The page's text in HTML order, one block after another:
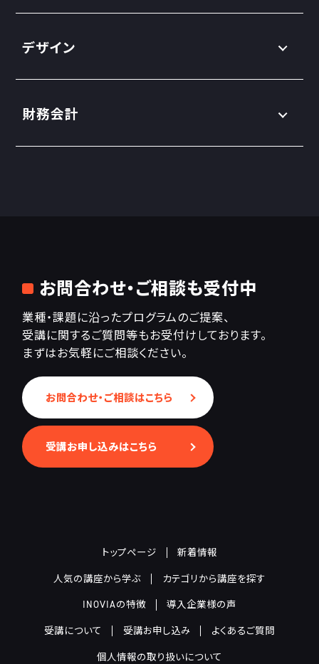
デザイン
財務会計
お問合わせ・ご相談も受付中
業種・課題に沿ったプログラムのご提案、
受講に関するご質問等もお受付けしております。
まずはお気軽にご相談ください。
お問合わせ・ご相談はこちら
受講お申し込みはこちら
トップページ 新着情報
人気の講座から学ぶ カテゴリから講座を探す
INOVIAの特徴 導入企業様の声
受講について 受講お申し込み よくあるご質問
個人情報の取り扱いについて